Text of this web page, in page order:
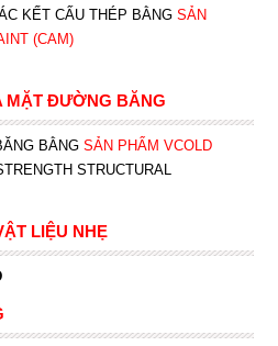
KẾT CẤU THÉP BẰNG SẢN
(CAM)
MẶT ĐƯỜNG BĂNG
BẰNG SẢN PHẨM VCOLD
STRUCTURAL
LIỆU NHẸ